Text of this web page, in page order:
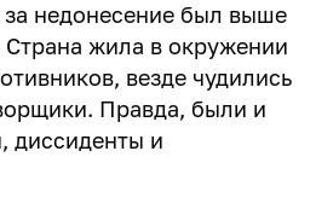
за недонесение был выше
жила в окружении
везде чудились
Правда, были и
диссиденты и